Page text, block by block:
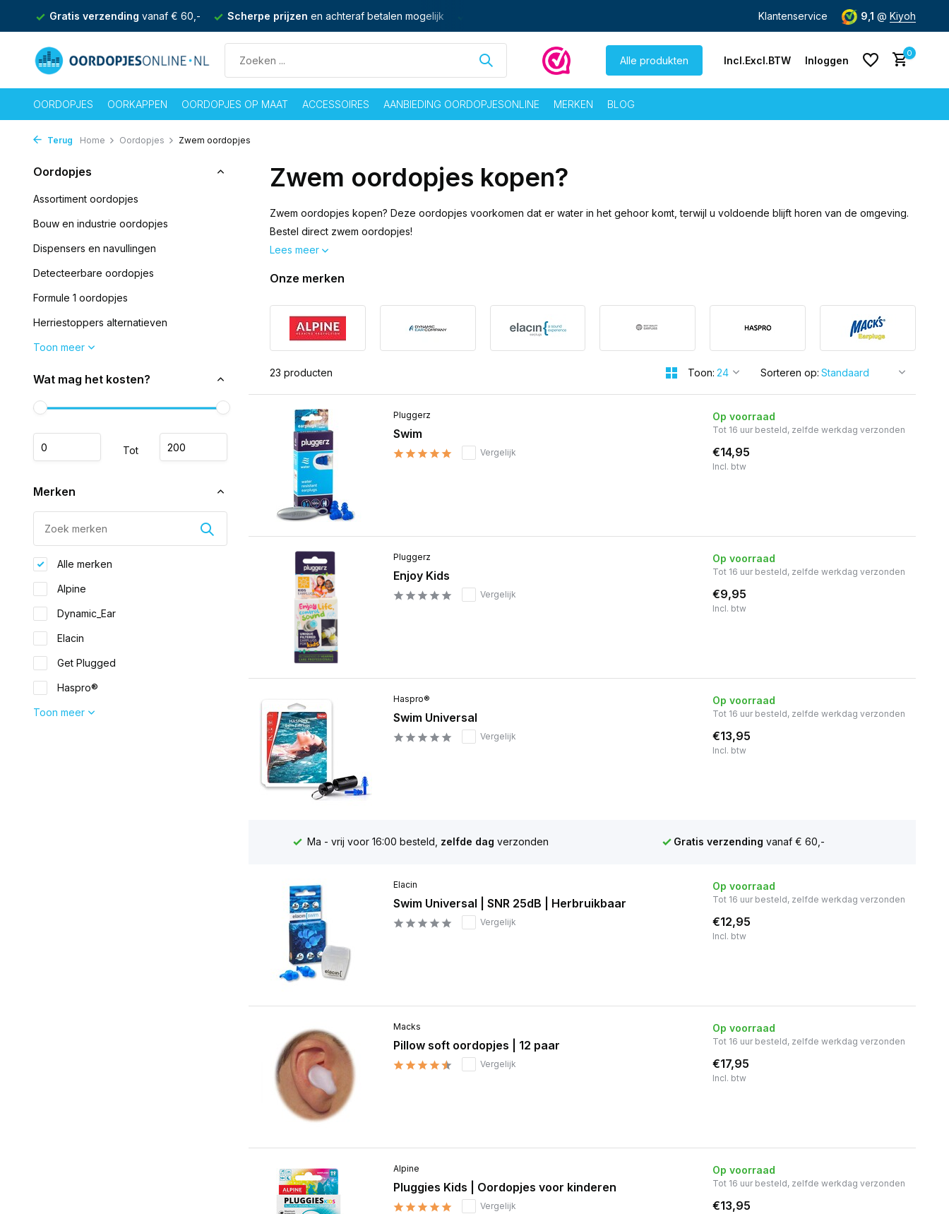
Scherpe prijzenen achteraf betalen mogelijk Ma - vrij voor 16:00 besteld,zelfde dag Klantenservice 9,1 @ Kiyoh
Alle produkten Incl.Excl.BTW Inloggen
0
OORDOPJES OORKAPPEN OORDOPJES OP MAAT ACCESSOIRES AANBIEDING OORDOPJESONLINE MERKEN BLOG
Terug Home Oordopjes Zwem oordopjes
Oordopjes
Assortiment oordopjes
Bouw en industrie oordopjes
Dispensers en navullingen
Detecteerbare oordopjes
Formule 1 oordopjes
Herriestoppers alternatieven
Toon meer
Wat mag het kosten?
Tot
Merken
Alle merken
Alpine
Dynamic_Ear
Elacin
Get Plugged
Haspro®
Toon meer
Zwem oordopjes kopen?
Zwem oordopjes kopen? Deze oordopjes voorkomen dat er water in het gehoor komt, terwijl u voldoende blijft horen van de omgeving.
Bestel direct zwem oordopjes!
Lees meer
Onze merken
23 producten Toon: Sorteren op:
Pluggerz
Swim
Vergelijk
Op voorraad
Tot 16 uur besteld, zelfde werkdag verzonden
€14,95
Incl. btw
Pluggerz
Enjoy Kids
Vergelijk
Op voorraad
Tot 16 uur besteld, zelfde werkdag verzonden
€9,95
Incl. btw
Haspro®
Swim Universal
Vergelijk
Op voorraad
Tot 16 uur besteld, zelfde werkdag verzonden
€13,95
Incl. btw
Ma - vrij voor 16:00 besteld, zelfde dag verzonden Gratis verzending vanaf € 60,-
Elacin
Swim Universal | SNR 25dB | Herbruikbaar
Vergelijk
Op voorraad
Tot 16 uur besteld, zelfde werkdag verzonden
€12,95
Incl. btw
Macks
Pillow soft oordopjes | 12 paar
Vergelijk
Op voorraad
Tot 16 uur besteld, zelfde werkdag verzonden
€17,95
Incl. btw
Alpine
Pluggies Kids | Oordopjes voor kinderen
Vergelijk
Op voorraad
Tot 16 uur besteld, zelfde werkdag verzonden
€13,95